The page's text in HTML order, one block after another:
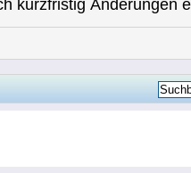
kurzfristig Änderungen